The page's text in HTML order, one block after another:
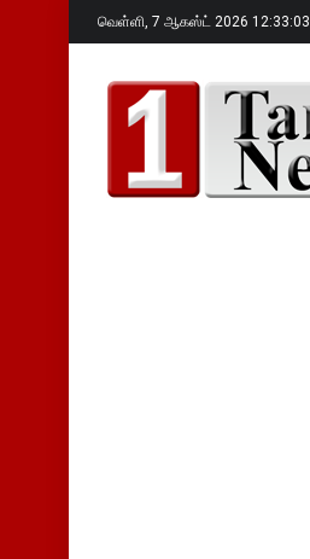
வெள்ளி, 7 ஆகஸ்ட் 2026 12:33:04